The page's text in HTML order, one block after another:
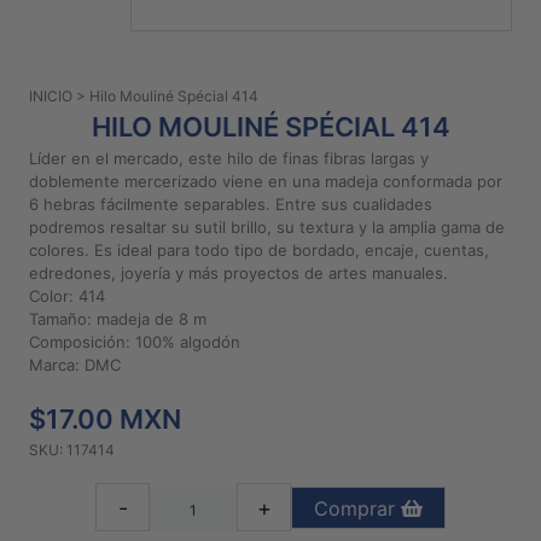
Preguntas
Aviso De
Privacidad
Políticas
Compra
Diseños
INICIO > Hilo Mouliné Spécial 414
HILO MOULINÉ SPÉCIAL 414
Líder en el mercado, este hilo de finas fibras largas y
doblemente mercerizado viene en una madeja conformada por
6 hebras fácilmente separables. Entre sus cualidades
podremos resaltar su sutil brillo, su textura y la amplia gama de
colores. Es ideal para todo tipo de bordado, encaje, cuentas,
edredones, joyería y más proyectos de artes manuales.
Color: 414
Tamaño: madeja de 8 m
Composición: 100% algodón
Marca: DMC
$17.00 MXN
SKU: 117414
- + Comprar